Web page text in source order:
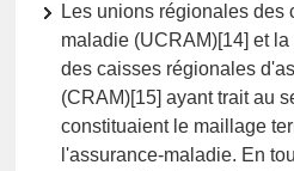
Les unions régionales des
maladie (UCRAM)[14] et
des caisses régionales
(CRAM)[15] ayant trait au
constituaient le maillage
l'assurance-maladie. En